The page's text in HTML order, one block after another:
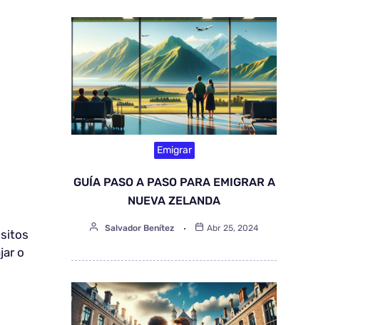
o
Emigrar
GUÍA PASO A PASO PARA EMIGRAR A
NUEVA ZELANDA
Salvador Benítez Abr 25, 2024